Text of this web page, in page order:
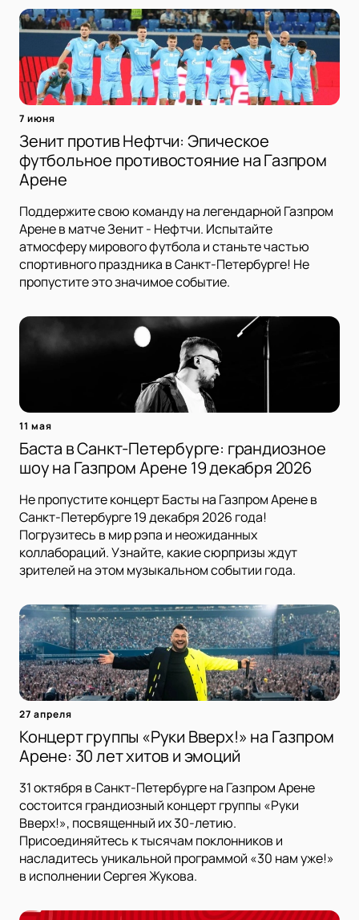
7 июня
Зенит против Нефтчи: Эпическое
футбольное противостояние на Газпром
Арене
Поддержите свою команду на легендарной Газпром
Арене в матче Зенит - Нефтчи. Испытайте
атмосферу мирового футбола и станьте частью
спортивного праздника в Санкт-Петербурге! Не
пропустите это значимое событие.
11 мая
Баста в Санкт-Петербурге: грандиозное
шоу на Газпром Арене 19 декабря 2026
Не пропустите концерт Басты на Газпром Арене в
Санкт-Петербурге 19 декабря 2026 года!
Погрузитесь в мир рэпа и неожиданных
коллабораций. Узнайте, какие сюрпризы ждут
зрителей на этом музыкальном событии года.
27 апреля
Концерт группы «Руки Вверх!» на Газпром
Арене: 30 лет хитов и эмоций
31 октября в Санкт-Петербурге на Газпром Арене
состоится грандиозный концерт группы «Руки
Вверх!», посвященный их 30-летию.
Присоединяйтесь к тысячам поклонников и
насладитесь уникальной программой «30 нам уже!»
в исполнении Сергея Жукова.